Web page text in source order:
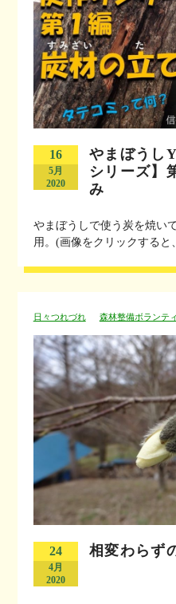
16
5月
2020
やまぼうし
シリーズ】
み
やまぼうしで使う炭を焼い
用。(画像をクリックすると
日々つれづれ 森林整備ボランテ
24
4月
2020
相変わらず